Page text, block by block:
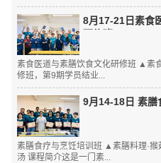
8月17-21日素食
研修班
素食医道与素膳饮食文化研修班 ▲素
修班，第9期学员结业...
9月14-18日 素膳
素膳食疗与烹饪培训班 ▲素膳料理·猴
汤 课程简介这是一门素...